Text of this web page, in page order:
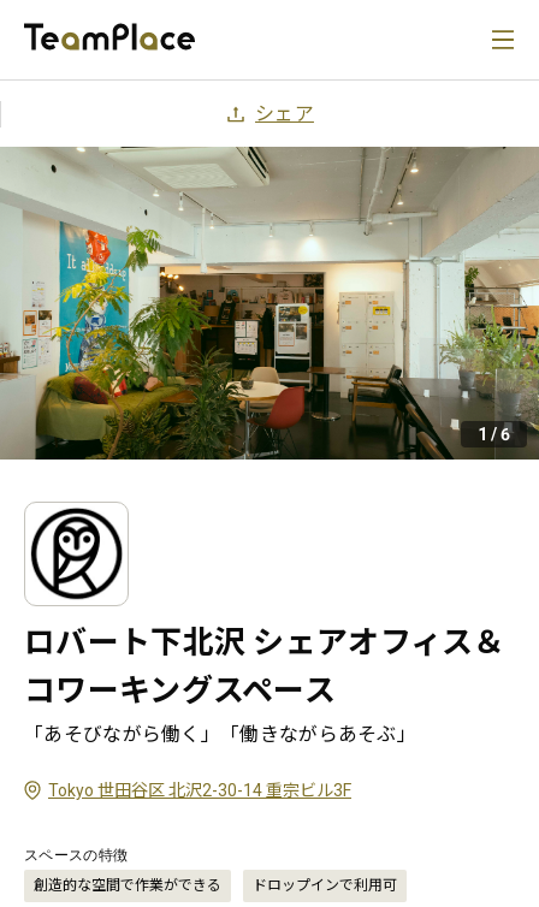
シェア
1 /6
ロバート下北沢 シェアオフィス＆
コワーキングスペース
「あそびながら働く」「働きながらあそぶ」
Tokyo 世田谷区 北沢2-30-14 重宗ビル3F
スペースの特徴
創造的な空間で作業ができる ドロップインで利用可